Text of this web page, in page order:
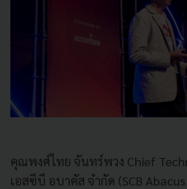
คุณพงศ์ไทย จันทร์พวง Chief
เอสซีบี อบาคัส จำกัด (SCB